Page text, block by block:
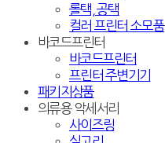
롤택, 공택
컬러 프린터 소모품
바코드프린터
바코드프린터
프린터 주변기기
패키지상품
의류용 악세서리
사이즈링